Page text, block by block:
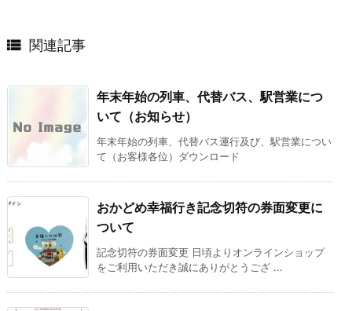
 関連記事
年末年始の列車、代替バス、駅営業につ
いて（お知らせ）
年末年始の列車、代替バス運行及び、駅営業につい
て（お客様各位）ダウンロード
おかどめ幸福行き記念切符の券面変更に
ついて
記念切符の券面変更 日頃よりオンラインショップ
をご利用いただき誠にありがとうござ ...